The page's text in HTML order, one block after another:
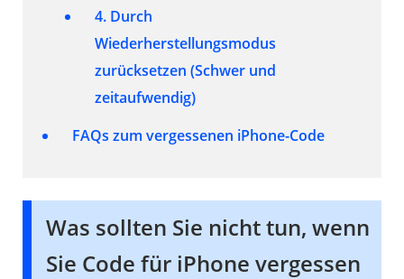
4. Durch
Wiederherstellungsmodus
zurücksetzen (Schwer und
zeitaufwendig)
FAQs zum vergessenen iPhone-Code
Was sollten Sie nicht tun, wenn
Sie Code für iPhone vergessen